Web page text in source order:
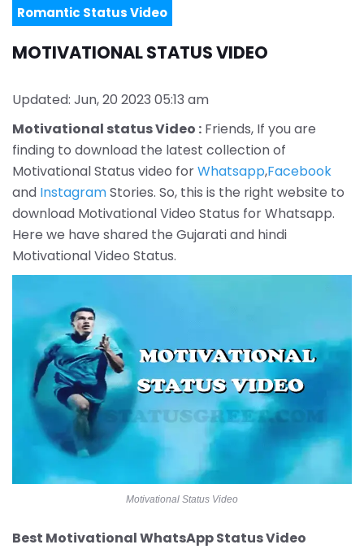
Romantic Status Video
MOTIVATIONAL STATUS VIDEO
Updated: Jun, 20 2023 05:13 am
Motivational status Video : Friends, If you are
finding to download the latest collection of
Motivational Status video forWhatsapp,Facebook
and InstagramStories. So, this is the right website to
download Motivational Video Status for Whatsapp.
Here we have shared the Gujarati and hindi
Motivational Video Status.
Motivational Status Video
Best Motivational WhatsApp Status Video